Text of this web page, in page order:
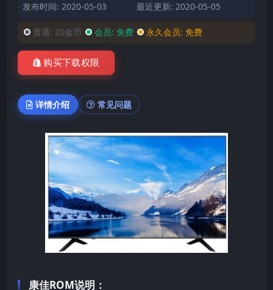
发布时间: 2020-05-03
最近更新: 2020-05-05
普通: 20金币 会员: 免费 永久会员: 免费
购买下载权限
详情介绍 常见问题
康佳ROM说明：